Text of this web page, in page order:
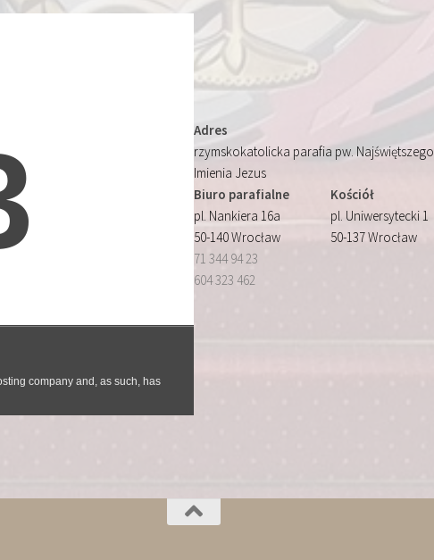
Adres
rzymskokatolicka parafia pw. Najświętszego
Imienia Jezus
Biuro parafialne
pl. Nankiera 16a
50-140 Wrocław
71 344 94 23
604 323 462
Kościół
pl. Uniwersytecki 1
50-137 Wrocław